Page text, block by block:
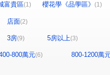
富貴區(1) 櫻花學《品學區》 (1)
(1)
弘園街(1) 二鬮路(1)
白雞(1) 鳳吉一街 (1)
中正路
店面(2)
3房(9) 5房以上(3)
800萬元(6)
800-1200萬